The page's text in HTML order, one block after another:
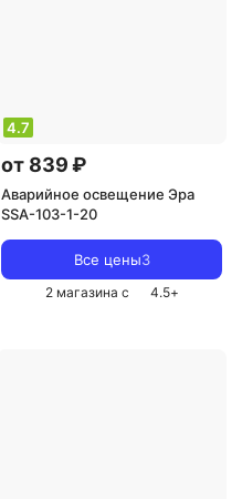
4.7
от 839 ₽
Аварийное освещение Эра
SSA-103-1-20
Все цены3
2 магазина с 4.5+